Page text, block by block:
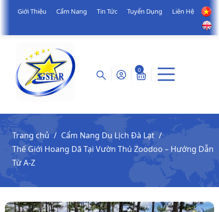
Giới Thiệu Cẩm Nang Tin Tức Tuyển Dụng Liên Hệ
0
Trang chủ
Cẩm Nang Du Lịch Đà Lạt
Thế Giới Hoang Dã Tại Vườn Thú Zoodoo – Hướng Dẫn
Từ A-Z